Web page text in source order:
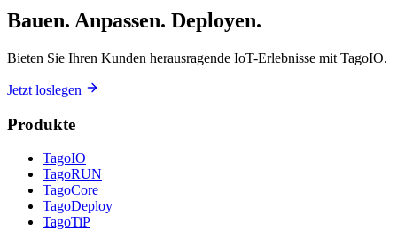
Bauen. Anpassen. Deployen.
Bieten Sie Ihren Kunden herausragende IoT-Erlebnisse mit TagoIO.
Jetzt loslegen
Produkte
TagoIO
TagoRUN
TagoCore
TagoDeploy
TagoTiP